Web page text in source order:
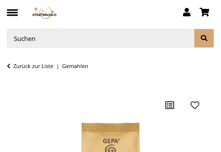
Zurück zur Liste Gemahlen